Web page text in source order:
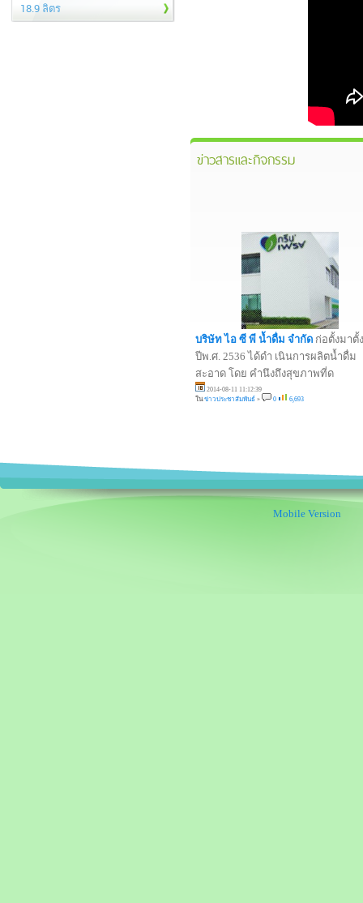
18.9 ลิตร
ข่าวสารและกิจกรรม
บริษัท ไอ ซี พี น้ำดื่ม จำกัด ก่อตั้งมาตั้
ปีพ.ศ. 2536 ได้ดำ เนินการผลิตน้ำดื่ม
สะอาด โดย คำนึงถึงสุขภาพที่ด
2014-08-11 11:12:39
ใน ข่าวประชาสัมพันธ์ » 0 6,693
Mobile Version